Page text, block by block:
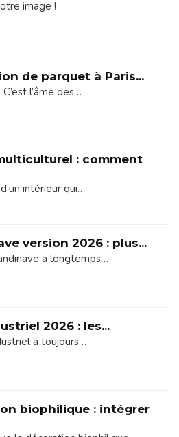
image !
de parquet à Paris...
l’âme des…
: comment
intérieur qui…
version 2026 : plus...
a longtemps…
2026 : les...
a toujours…
biophilique : intégrer